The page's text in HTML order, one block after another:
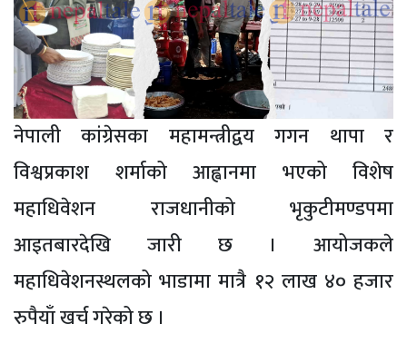
नेपाली कांग्रेसका महामन्त्रीद्वय गगन थापा र
विश्वप्रकाश शर्माको आह्वानमा भएको विशेष
महाधिवेशन राजधानीको भृकुटीमण्डपमा
आइतबारदेखि जारी छ । आयोजकले
महाधिवेशनस्थलको भाडामा मात्रै १२ लाख ४० हजार
रुपैयाँ खर्च गरेको छ ।